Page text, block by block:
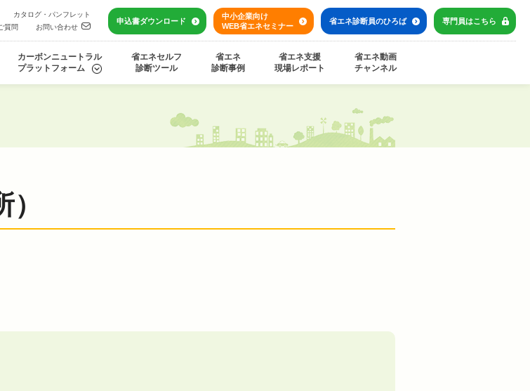
カタログ・パンフレット
質問
お問い合わせ
申込書ダウンロード
中小企業向け
WEB省エネセミナー
省エネ診断員のひろば 専門員はこちら
カーボンニュートラル
プラットフォーム
省エネセルフ
診断ツール
省エネ
診断事例
省エネ支援
現場レポート
省エネ動画
チャンネル